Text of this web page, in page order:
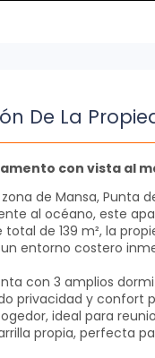
De La
con vista al
de Mansa, Punta
al océano, este
de 139 m², la
entorno costero
con 3 amplios
privacidad y confort
ideal para
propia, perfecta